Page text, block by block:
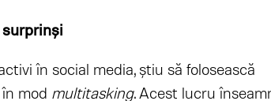
în social media, ştiu să folosească
mod multitasking. Acest lucru